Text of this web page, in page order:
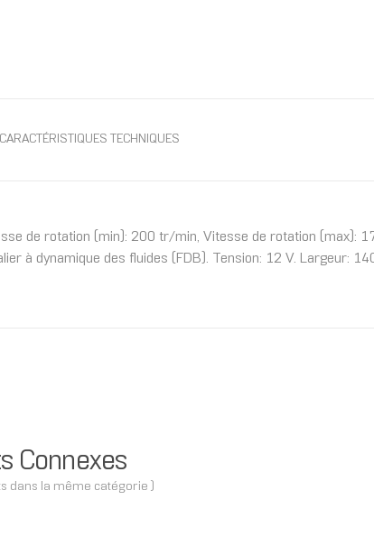
CARACTÉRISTIQUES TECHNIQUES
de rotation (min): 200 tr/min, Vitesse de rotation (max):
à dynamique des fluides (FDB). Tension: 12 V. Largeur:
Connexes
dans la même catégorie )